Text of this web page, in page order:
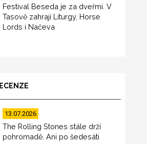
Festival Beseda je za dveřmi. V
Tasově zahrají Liturgy, Horse
Lords i Načeva
13.07.2026
The Rolling Stones stále drží
pohromadě. Ani po šedesáti